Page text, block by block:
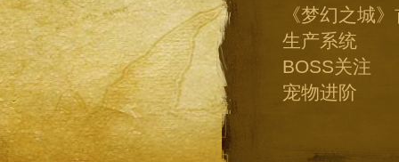
《梦幻之城
生产系统
BOSS关注
宠物进阶